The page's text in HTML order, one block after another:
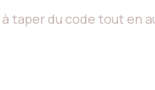
taper du code tout en